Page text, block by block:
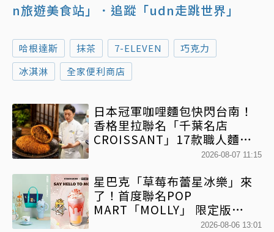
n旅遊美食站」
．追蹤「udn走跳世界」
哈根達斯 抹茶 7-ELEVEN
巧克力
冰淇淋
全家便利商店
日本冠軍咖哩麵包快閃台南！
香格里拉聯名「千葉名店
CROISSANT」17款職人麵包
2026-08-07 11:15
星巴克「草莓布蕾星冰樂」來
了！首度聯名POP
MART「MOLLY」 限定版
「MOLLYｘBearista小熊杯」
2026-08-06 13:01